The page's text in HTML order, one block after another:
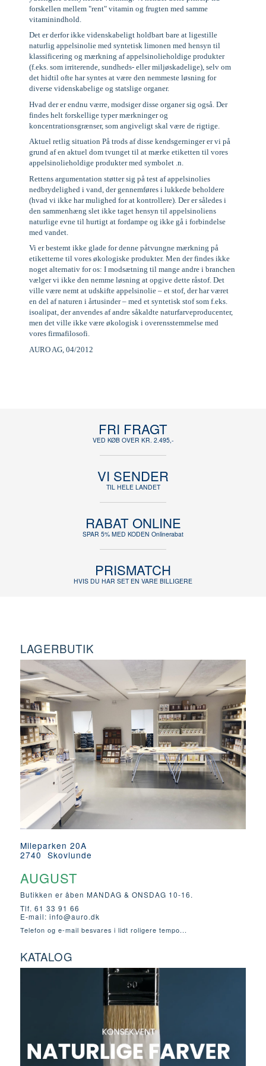
forskellen mellem "rent" vitamin og frugten med samme
vitaminindhold.
Det er derfor ikke videnskabeligt holdbart bare at ligestille
naturlig appelsinolie med syntetisk limonen med hensyn til
klassificering og mærkning af appelsinolieholdige produkter
(f.eks. som irriterende, sundheds- eller miljøskadelige), selv om
det hidtil ofte har syntes at være den nemmeste løsning for
diverse videnskabelige og statslige organer.
Hvad der er endnu værre, modsiger disse organer sig også. Der
findes helt forskellige typer mærkninger og
koncentrationsgrænser, som angiveligt skal være de rigtige.
Aktuel retlig situation På trods af disse kendsgerninger er vi på
grund af en aktuel dom tvunget til at mærke etiketten til vores
appelsinolieholdige produkter med symbolet .n.
Rettens argumentation støtter sig på test af appelsinolies
nedbrydelighed i vand, der gennemføres i lukkede beholdere
(hvad vi ikke har mulighed for at kontrollere). Der er således i
den sammenhæng slet ikke taget hensyn til appelsinoliens
naturlige evne til hurtigt at fordampe og ikke gå i forbindelse
med vandet.
Vi er bestemt ikke glade for denne påtvungne mærkning på
etiketterne til vores økologiske produkter. Men der findes ikke
noget alternativ for os: I modsætning til mange andre i branchen
vælger vi ikke den nemme løsning at opgive dette råstof. Det
ville være nemt at udskifte appelsinolie – et stof, der har været
en del af naturen i årtusinder – med et syntetisk stof som f.eks.
isoalipat, der anvendes af andre såkaldte naturfarveproducenter,
men det ville ikke være økologisk i overensstemmelse med
vores firmafilosofi.
AURO AG, 04/2012
FRI FRAGT
VED KØB OVER KR. 2.495,-
VI SENDER
TIL HELE LANDET
RABAT ONLINE
SPAR 5% MED KODEN Onlinerabat
PRISMATCH
HVIS DU HAR SET EN VARE BILLIGERE
LAGERBUTIK
Mileparken 20A
2740 Skovlunde
AUGUST
Butikken er åben MANDAG & ONSDAG 10-16.
Tlf. 61 33 91 66
E-mail: info@auro.dk
Telefon og e-mail besvares i lidt roligere tempo...
KATALOG